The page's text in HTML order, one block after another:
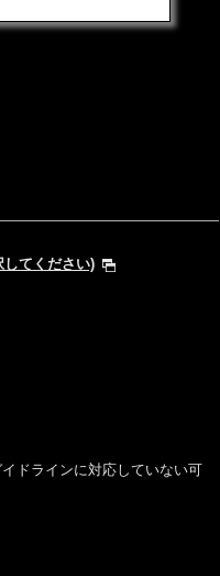
てください)
ドラインに対応していない可